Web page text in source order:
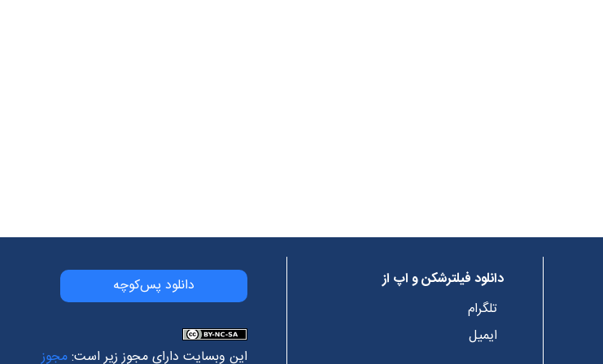
دانلود فیلترشکن و اپ از
تلگرام
ایمیل
دانلود پس‌کوچه
این وبسایت دارای مجوز زیر است:مجوز